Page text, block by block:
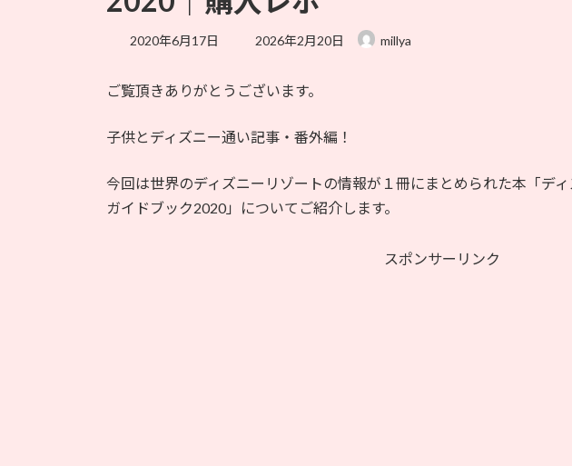
2020年6月17日
最
新
時
:
2026年2月20日 millya
ご覧頂きありがとうございます。
子供とディズニー通い記事・番外編！
今回は世界のディズニーリゾートの情報が１冊にまとめられた本「デ
ガイドブック2020」についてご紹介します。
スポンサーリンク